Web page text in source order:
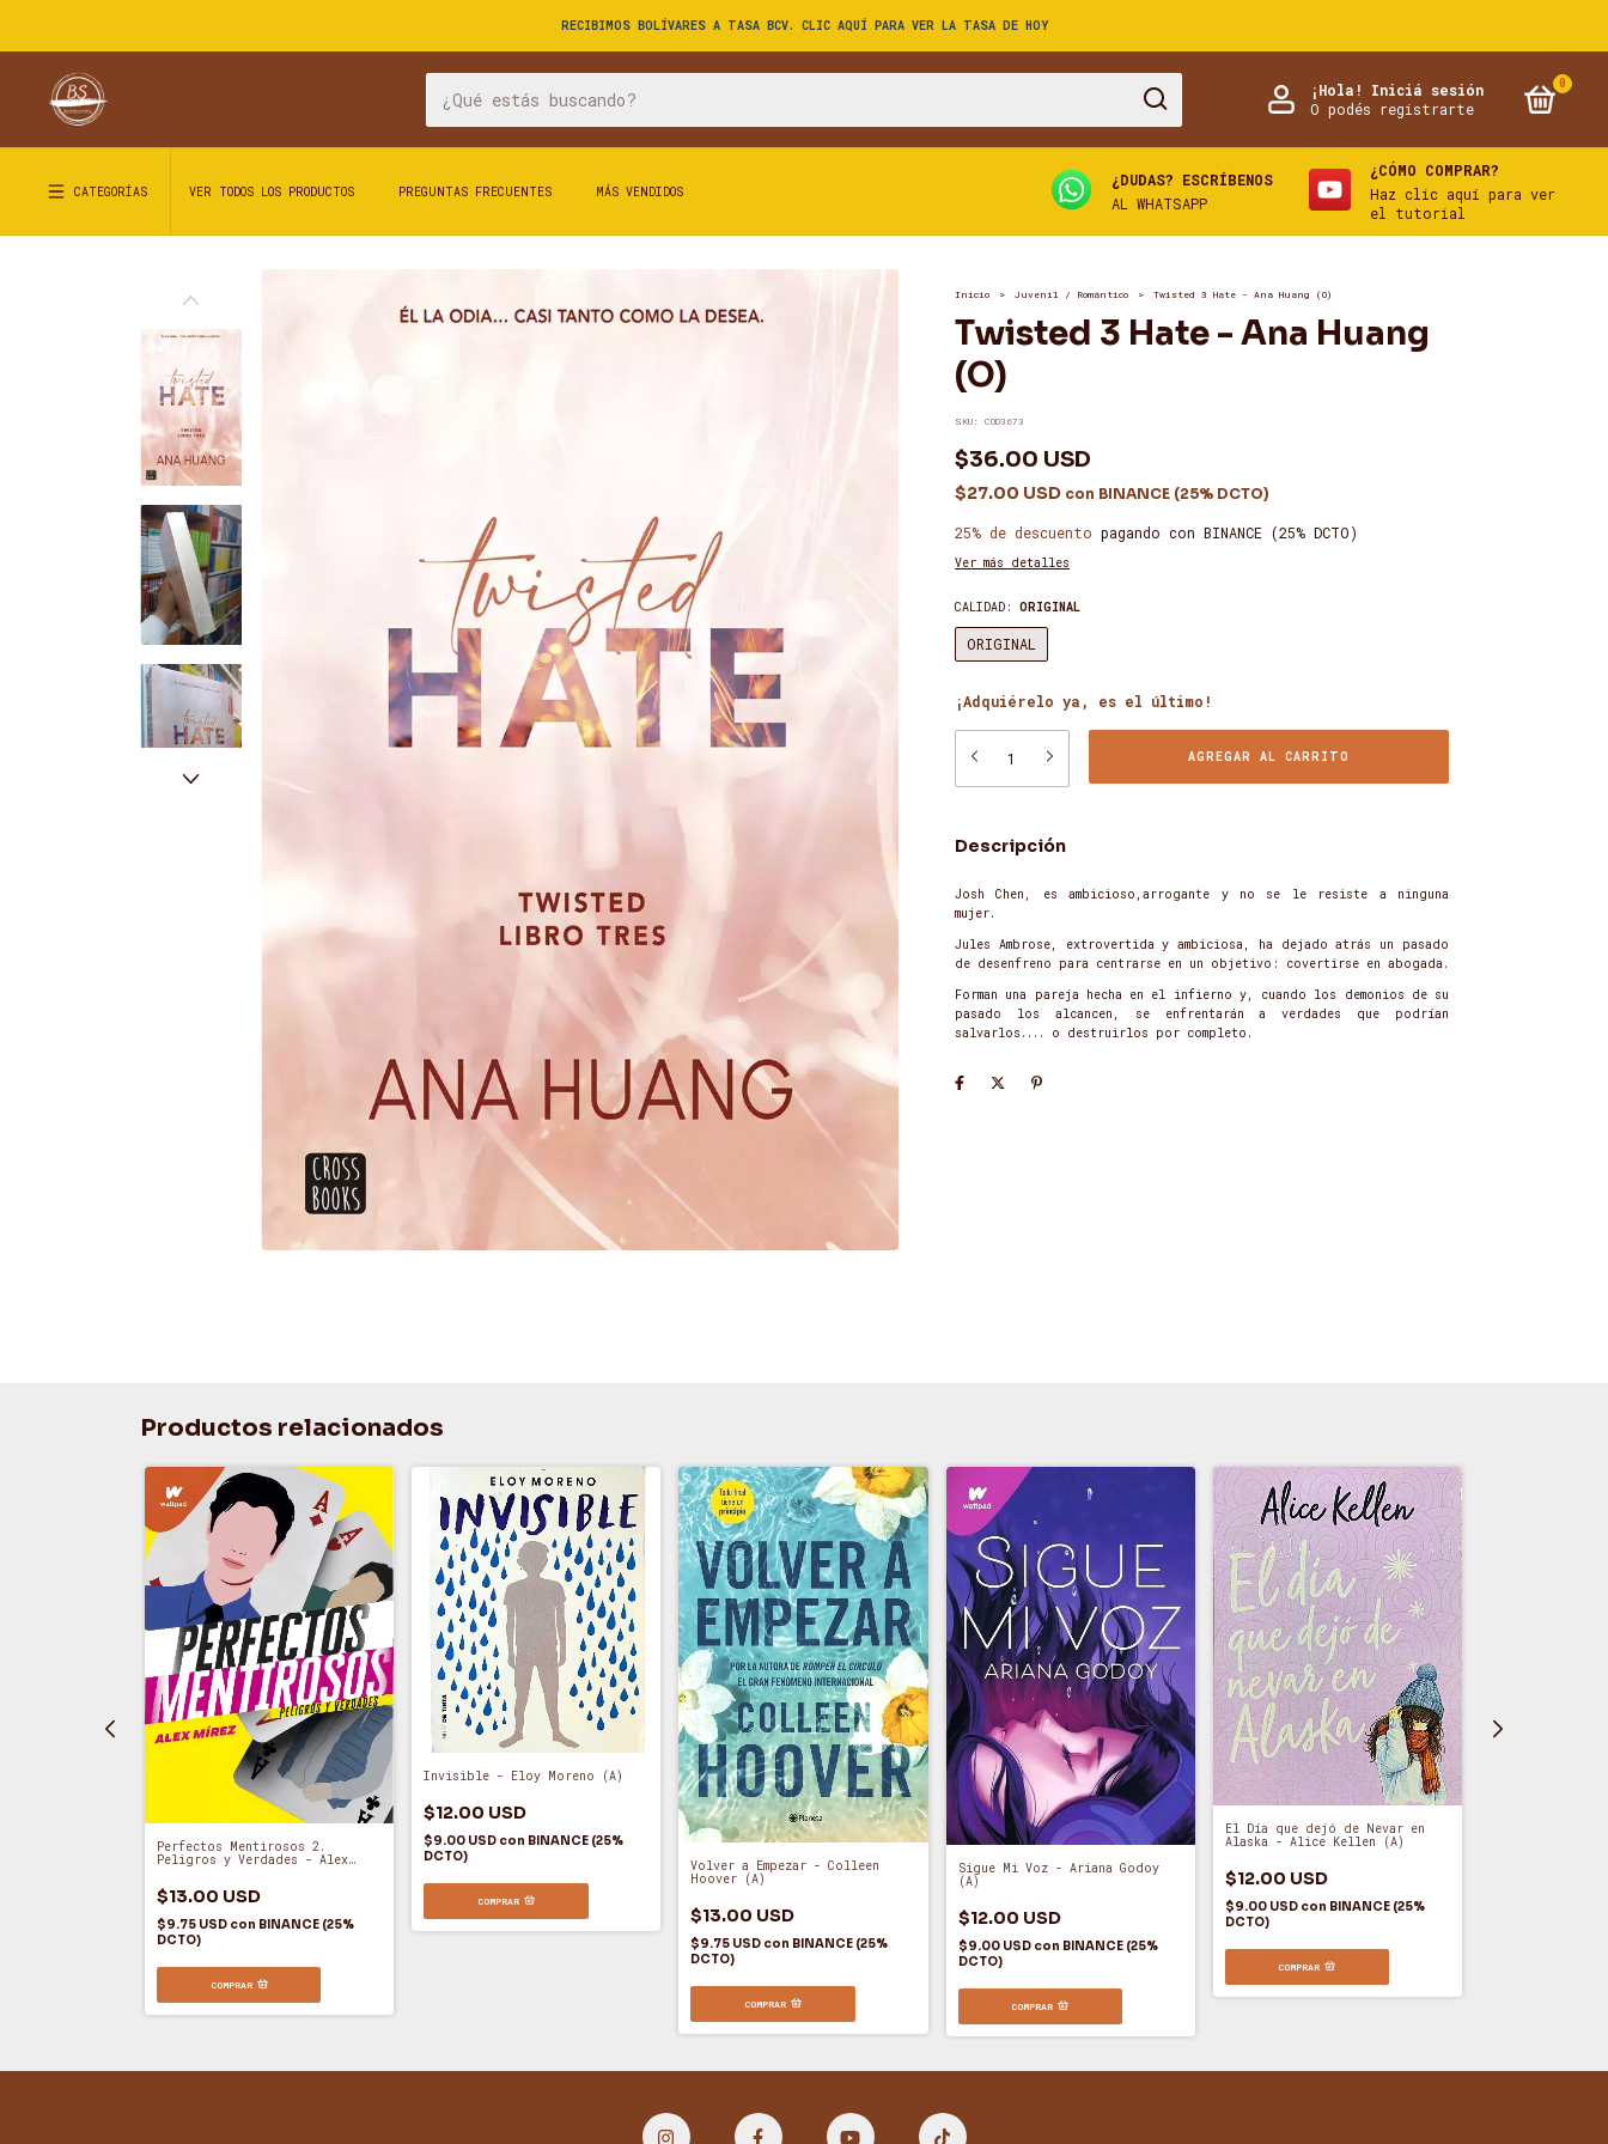
RECIBIMOS BOLÍVARES A TASA BCV. CLIC AQUÍ PARA VER LA TASA DE HOY
¡Hola! Iniciá sesión
O podés registrarte
0
CATEGORÍAS VER TODOS LOS PRODUCTOS PREGUNTAS FRECUENTES MÁS VENDIDOS
¿DUDAS? ESCRÍBENOS
AL WHATSAPP
¿CÓMO COMPRAR?
Haz clic aquí para ver
el tutorial
Inicio > Juvenil / Romántico > Twisted 3 Hate - Ana Huang (O)
Twisted 3 Hate - Ana Huang
(O)
SKU: COD3673
$36.00 USD
$27.00 USD con BINANCE (25% DCTO)
25% de descuento pagando con BINANCE (25% DCTO)
Ver más detalles
CALIDAD: ORIGINAL
ORIGINAL
¡Adquiérelo ya, es el último!
Descripción
Josh Chen, es ambicioso,arrogante y no se le resiste a ninguna
mujer.
Jules Ambrose, extrovertida y ambiciosa, ha dejado atrás un pasado
de desenfreno para centrarse en un objetivo: covertirse en abogada.
Forman una pareja hecha en el infierno y, cuando los demonios de su
pasado los alcancen, se enfrentarán a verdades que podrían
salvarlos.... o destruirlos por completo.
Productos relacionados
Perfectos Mentirosos 2.
Peligros y Verdades - Alex
$13.00 USD
$9.75 USD con BINANCE (25%
DCTO)
COMPRAR
Invisible - Eloy Moreno (A)
$12.00 USD
$9.00 USD con BINANCE (25%
DCTO)
COMPRAR
Volver a Empezar - Colleen
Hoover (A)
$13.00 USD
$9.75 USD con BINANCE (25%
DCTO)
COMPRAR
Sigue Mi Voz - Ariana Godoy
(A)
$12.00 USD
$9.00 USD con BINANCE (25%
DCTO)
COMPRAR
El Día que dejó de Nevar en
Alaska - Alice Kellen (A)
$12.00 USD
$9.00 USD con BINANCE (25%
DCTO)
COMPRAR